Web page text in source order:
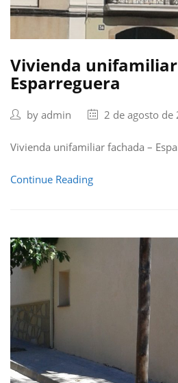
Vivienda
Esparreguera
by admin 2 de agosto de
Vivienda unifamiliar fachada –
Continue Reading